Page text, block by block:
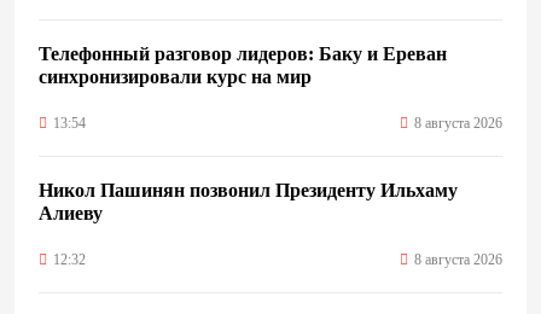
Телефонный разговор лидеров: Баку и Ереван
синхронизировали курс на мир
13:54 8 августа 2026
Никол Пашинян позвонил Президенту Ильхаму
Алиеву
12:32 8 августа 2026